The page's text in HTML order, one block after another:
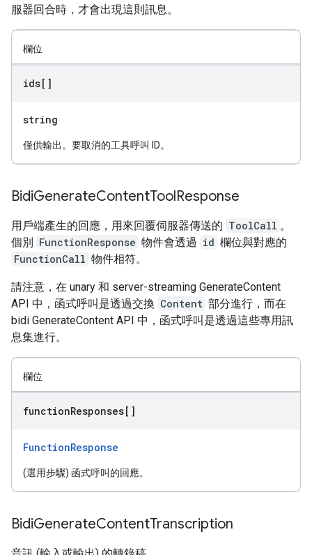
服器回合時，才會出現這則訊息。
欄位
ids[]
string
僅供輸出。要取消的工具呼叫 ID。
BidiGenerateContentToolResponse
用戶端產生的回應，用來回覆伺服器傳送的 ToolCall 。
個別 FunctionResponse 物件會透過 id 欄位與對應的
FunctionCall 物件相符。
請注意，在 unary 和 server-streaming GenerateContent
API 中，函式呼叫是透過交換 Content 部分進行，而在
bidi GenerateContent API 中，函式呼叫是透過這些專用訊
息集進行。
欄位
functionResponses[]
FunctionResponse
(選用步驟) 函式呼叫的回應。
BidiGenerateContentTranscription